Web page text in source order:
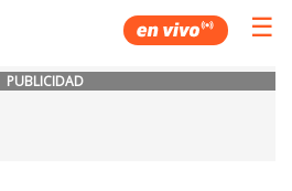
☰
PUBLICIDAD